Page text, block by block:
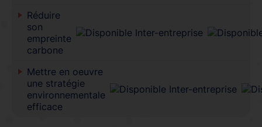
Réduire
son
empreinte
carbone
Mettre en oeuvre
une stratégie
environnementale
efficace